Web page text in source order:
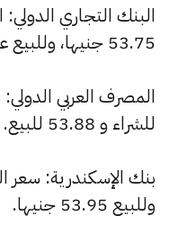
البنك التجاري
53.75 جنيها، وللبيع عند 53.96 جنيها.
للشراء و 53.88 للبيع.
وللبيع 53.95 جنيها.